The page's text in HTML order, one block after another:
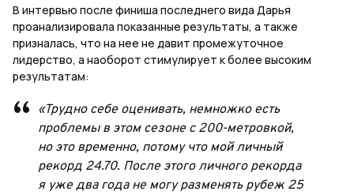
В интервью после финиша последнего вида Дарья
проанализировала показанные результаты, а также
призналась, что на нее не давит промежуточное
лидерство, а наоборот стимулирует к более высоким
результатам:
«Трудно себе оценивать, немножко есть
проблемы в этом сезоне с 200-метровкой,
но это временно, потому что мой личный
рекорд 24.70. После этого личного рекорда
я уже два года не могу разменять рубеж 25